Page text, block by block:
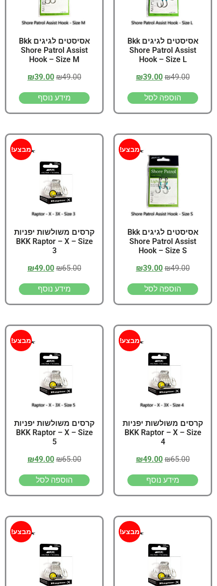
אסיסטים לגיגים Bkk
Shore Patrol Assist
Hook – Size L
₪49.00
₪39.00
הוספה לסל
אסיסטים לגיגים Bkk
Shore Patrol Assist
Hook – Size M
₪49.00
₪39.00
מידע נוסף
מבצע!
אסיסטים לגיגים Bkk
Shore Patrol Assist
Hook – Size S
₪49.00
₪39.00
הוספה לסל
מבצע!
קרסים משולשות יפניות
BKK Raptor – X – Size
3
₪65.00
₪49.00
מידע נוסף
מבצע!
קרסים משולשות יפניות
BKK Raptor – X – Size
4
₪65.00
₪49.00
מידע נוסף
מבצע!
קרסים משולשות יפניות
BKK Raptor – X – Size
5
₪65.00
₪49.00
הוספה לסל
מבצע! מבצע!